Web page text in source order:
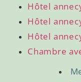
Hôtel
Hôtel
Hôtel
Chambre